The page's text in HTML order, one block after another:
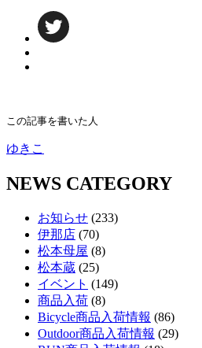
この記事を書いた人
ゆきこ
NEWS CATEGORY
お知らせ (233)
伊那店 (70)
松本母屋 (8)
松本蔵 (25)
イベント (149)
商品入荷 (8)
Bicycle商品入荷情報 (86)
Outdoor商品入荷情報 (29)